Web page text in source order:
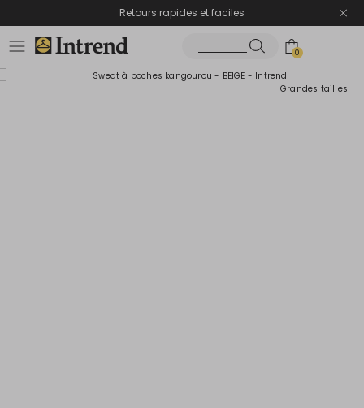
Retours rapides et faciles
0
Grandes tailles